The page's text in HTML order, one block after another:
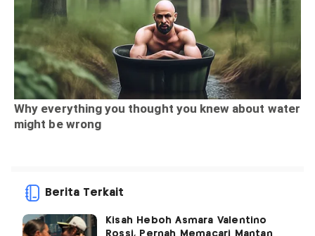
Berita Terkait
Kisah Heboh Asmara Valentino
Rossi, Pernah Memacari Mantan